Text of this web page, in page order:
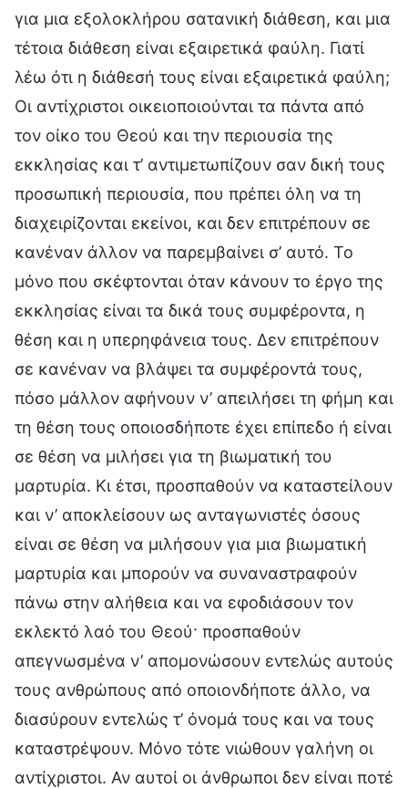
για μια εξολοκλήρου σατανική διάθεση, και μια
τέτοια διάθεση είναι εξαιρετικά φαύλη. Γιατί
λέω ότι η διάθεσή τους είναι εξαιρετικά φαύλη;
Οι αντίχριστοι οικειοποιούνται τα πάντα από
τον οίκο του Θεού και την περιουσία της
εκκλησίας και τ’ αντιμετωπίζουν σαν δική τους
προσωπική περιουσία, που πρέπει όλη να τη
διαχειρίζονται εκείνοι, και δεν επιτρέπουν σε
κανέναν άλλον να παρεμβαίνει σ’ αυτό. Το
μόνο που σκέφτονται όταν κάνουν το έργο της
εκκλησίας είναι τα δικά τους συμφέροντα, η
θέση και η υπερηφάνεια τους. Δεν επιτρέπουν
σε κανέναν να βλάψει τα συμφέροντά τους,
πόσο μάλλον αφήνουν ν’ απειλήσει τη φήμη και
τη θέση τους οποιοσδήποτε έχει επίπεδο ή είναι
σε θέση να μιλήσει για τη βιωματική του
μαρτυρία. Κι έτσι, προσπαθούν να καταστείλουν
και ν’ αποκλείσουν ως ανταγωνιστές όσους
είναι σε θέση να μιλήσουν για μια βιωματική
μαρτυρία και μπορούν να συναναστραφούν
πάνω στην αλήθεια και να εφοδιάσουν τον
εκλεκτό λαό του Θεού· προσπαθούν
απεγνωσμένα ν’ απομονώσουν εντελώς αυτούς
τους ανθρώπους από οποιονδήποτε άλλο, να
διασύρουν εντελώς τ’ όνομά τους και να τους
καταστρέψουν. Μόνο τότε νιώθουν γαλήνη οι
αντίχριστοι. Αν αυτοί οι άνθρωποι δεν είναι ποτέ